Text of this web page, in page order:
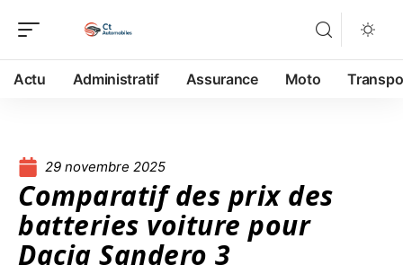
Actu Administratif Assurance Moto
29 novembre 2025
Comparatif des prix des
batteries voiture pour
Dacia Sandero 3